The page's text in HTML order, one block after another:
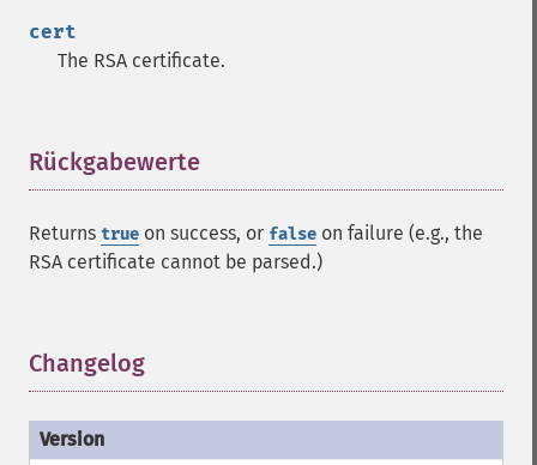
cert
The RSA certificate.
Rückgabewerte
Returns true on success, or false on failure (e.g., the
RSA certificate cannot be parsed.)
Changelog